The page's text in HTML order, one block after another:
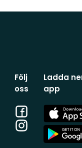
Följ
oss
Facebook
Instagram
Ladda
app
App
Store
App
Store